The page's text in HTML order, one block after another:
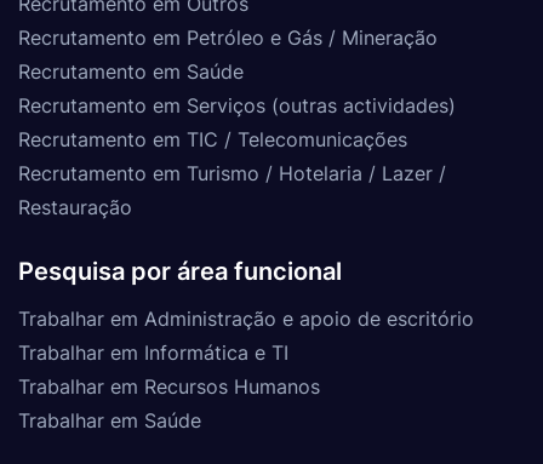
Recrutamento em Petróleo e Gás / Mineração
Recrutamento em Saúde
Recrutamento em Serviços (outras actividades)
Recrutamento em TIC / Telecomunicações
Recrutamento em Turismo / Hotelaria / Lazer /
Restauração
Pesquisa por área funcional
Trabalhar em Administração e apoio de escritório
Trabalhar em Informática e TI
Trabalhar em Recursos Humanos
Trabalhar em Saúde